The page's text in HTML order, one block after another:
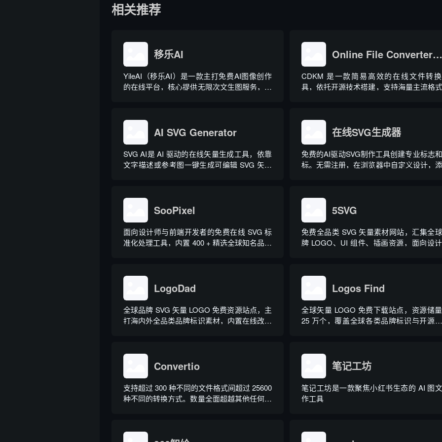
相关推荐
移乐AI
YileAI（移乐AI）是一款主打免费AI图像创作
的在线平台，核心提供无限次文生图服务，搭
创作、商业海报设计等场景，操作简易，面向
各类图片创作爱好者使用。 移...
Online File Converter（CDKM）
CDKM 是一款简易高效的在线文件转
具，依托开源技术搭建，支持海量主流格
AI SVG Generator
SVG AI是 AI 驱动的在线矢量生成工具，依靠
文字描述或参考图一键生成可编辑 SVG 矢量
在线SVG生成器
免费的AI驱动SVG制作工具创建专业标志
标。无需注册，在浏览器中自定义设计，
SooPixel
面向设计师与前端开发者的免费在线 SVG 标
准化处理工具，内置 400 + 精选全球知名品牌
5SVG
免费全品类 SVG 矢量素材网站，汇集全
牌 LOGO、UI 组件、插画资源，面向设
LogoDad
全球品牌 SVG 矢量 LOGO 免费资源站点，主
打海内外全品类品牌标识素材，内置在线改色
Logos Find
全球矢量 LOGO 免费下载站点，资源储
25 万个，覆盖全球各类品牌标识与开源项
Convertio
支持超过 300 种不同的文件格式间超过 25600
种不同的转换方式。数量全面超越其他任何转
笔记工坊
笔记工坊是一款聚焦小红书生态的 AI 图
作工具